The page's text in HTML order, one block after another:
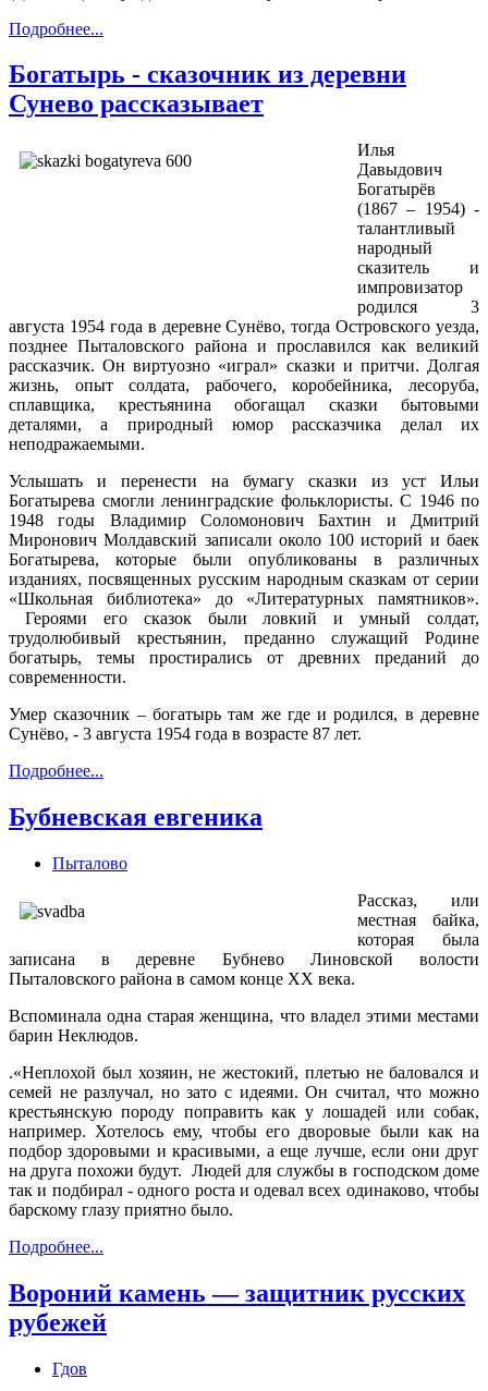
Подробнее...
Богатырь - сказочник из деревни
Сунево рассказывает
Илья
Давыдович
Богатырёв
(1867 – 1954) -
талантливый
народный
сказитель и
импровизатор
родился 3
августа 1954 года в деревне Сунёво, тогда Островского уезда,
позднее Пыталовского района и прославился как великий
рассказчик. Он виртуозно «играл» сказки и притчи. Долгая
жизнь, опыт солдата, рабочего, коробейника, лесоруба,
сплавщика, крестьянина обогащал сказки бытовыми
деталями, а природный юмор рассказчика делал их
неподражаемыми.
Услышать и перенести на бумагу сказки из уст Ильи
Богатырева смогли ленинградские фольклористы. С 1946 по
1948 годы Владимир Соломонович Бахтин и Дмитрий
Миронович Молдавский записали около 100 историй и баек
Богатырева, которые были опубликованы в различных
изданиях, посвященных русским народным сказкам от серии
«Школьная библиотека» до «Литературных памятников».
Героями его сказок были ловкий и умный солдат,
трудолюбивый крестьянин, преданно служащий Родине
богатырь, темы простирались от древних преданий до
современности.
Умер сказочник – богатырь там же где и родился, в деревне
Сунёво, - 3 августа 1954 года в возрасте 87 лет.
Подробнее...
Бубневская евгеника
Пыталово
Рассказ, или
местная байка,
которая была
записана в деревне Бубнево Линовской волости
Пыталовского района в самом конце XX века.
Вспоминала одна старая женщина, что владел этими местами
барин Неклюдов.
.«Неплохой был хозяин, не жестокий, плетью не баловался и
семей не разлучал, но зато с идеями. Он считал, что можно
крестьянскую породу поправить как у лошадей или собак,
например. Хотелось ему, чтобы его дворовые были как на
подбор здоровыми и красивыми, а еще лучше, если они друг
на друга похожи будут. Людей для службы в господском доме
так и подбирал - одного роста и одевал всех одинаково, чтобы
барскому глазу приятно было.
Подробнее...
Вороний камень — защитник русских
рубежей
Гдов